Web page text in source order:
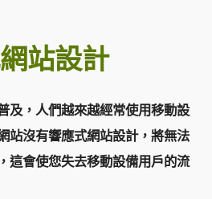
站設計
及，人們越來越經常使用移動設
站沒有響應式網站設計，將無法
這會使您失去移動設備用戶的流